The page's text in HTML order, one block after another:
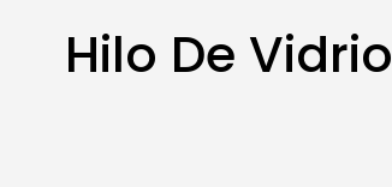
Hilo De Vidrio